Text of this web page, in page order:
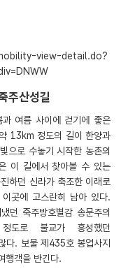
view-detail.do?
주산성길
여름 사이에 걷기에 좋은
13km 정도의 길이 한양과
으로 수놓기 시작한 농촌의
이 길에서 찾아볼 수 있는
하던 신라가 축조한 이래로
곳에 고스란히 남아 있다.
던 죽주방호별감 송문주의
도로 불교가 흥성했던
다. 보물 제435호 봉업사지
행객을 반긴다.